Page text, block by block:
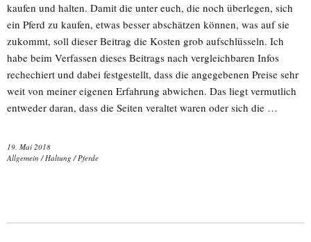
kaufen und halten. Damit die unter euch, die noch überlegen, sich
ein Pferd zu kaufen, etwas besser abschätzen können, was auf sie
zukommt, soll dieser Beitrag die Kosten grob aufschlüsseln. Ich
habe beim Verfassen dieses Beitrags nach vergleichbaren Infos
rechechiert und dabei festgestellt, dass die angegebenen Preise sehr
weit von meiner eigenen Erfahrung abwichen. Das liegt vermutlich
entweder daran, dass die Seiten veraltet waren oder sich die …
19. Mai 2018
Allgemein /Haltung /Pferde